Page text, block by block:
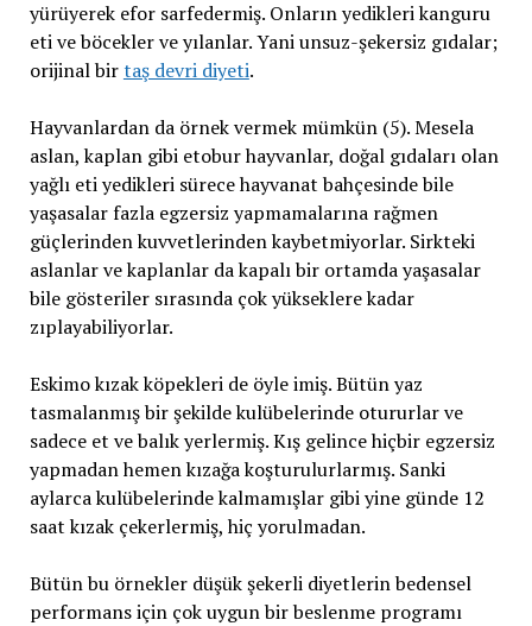
yürüyerek efor sarfedermiş. Onların yedikleri kanguru
eti ve böcekler ve yılanlar. Yani unsuz-şekersiz gıdalar;
orijinal birtaş devri diyeti.
Hayvanlardan da örnek vermek mümkün (5). Mesela
aslan, kaplan gibi etobur hayvanlar, doğal gıdaları olan
yağlı eti yedikleri sürece hayvanat bahçesinde bile
yaşasalar fazla egzersiz yapmamalarına rağmen
güçlerinden kuvvetlerinden kaybetmiyorlar. Sirkteki
aslanlar ve kaplanlar da kapalı bir ortamda yaşasalar
bile gösteriler sırasında çok yükseklere kadar
zıplayabiliyorlar.
Eskimo kızak köpekleri de öyle imiş. Bütün yaz
tasmalanmış bir şekilde kulübelerinde otururlar ve
sadece et ve balık yerlermiş. Kış gelince hiçbir egzersiz
yapmadan hemen kızağa koşturulurlarmış. Sanki
aylarca kulübelerinde kalmamışlar gibi yine günde 12
saat kızak çekerlermiş, hiç yorulmadan.
Bütün bu örnekler düşük şekerli diyetlerin bedensel
performans için çok uygun bir beslenme programı